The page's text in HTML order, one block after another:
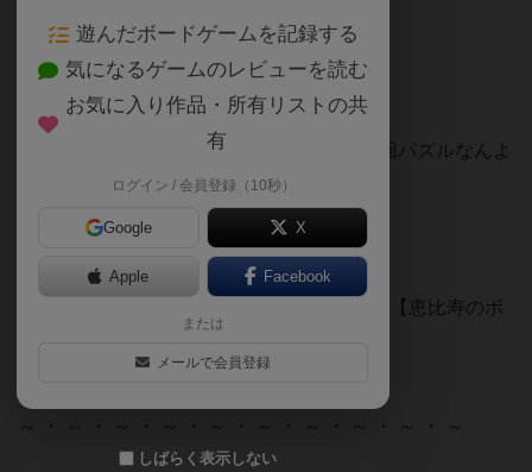
これだけイベントやってると、席配置が毎回パズルなんよ
【YouTube】
【アジトベル】統合後の新1号店！店内紹介【恵比寿のボ
ードゲームカフェ】
https://youtu.be/0y8s9tcuXoo
～ ・ ～ ・ ～ ・ ～ ・ ～ ・ ～ ・ ～ ・ ～ ・ ～ ・ ～
遊んだボードゲームを記録する
気になるゲームのレビューを読む
お気に入り作品・所有リストの共
有
ログイン / 会員登録（10秒）
Google X
Apple Facebook
または
メールで会員登録
しばらく表示しない